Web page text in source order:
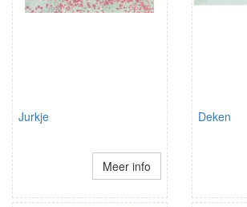
Jurkje
Meer info
Deken